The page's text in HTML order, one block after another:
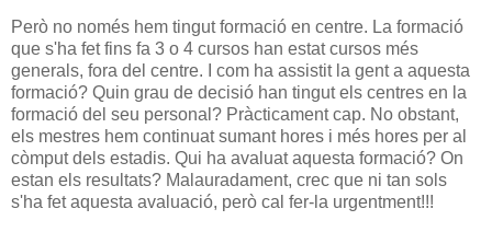
Però no només hem tingut formació en centre. La formació
que s'ha fet fins fa 3 o 4 cursos han estat cursos més
generals, fora del centre. I com ha assistit la gent a aquesta
formació? Quin grau de decisió han tingut els centres en la
formació del seu personal? Pràcticament cap. No obstant,
els mestres hem continuat sumant hores i més hores per al
còmput dels estadis. Qui ha avaluat aquesta formació? On
estan els resultats? Malauradament, crec que ni tan sols
s'ha fet aquesta avaluació, però cal fer-la urgentment!!!